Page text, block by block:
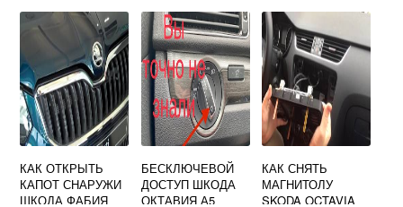
ТУР
КАК ОТКРЫТЬ
КАПОТ СНАРУЖИ
ШКОДА ФАБИЯ
БЕСКЛЮЧЕВОЙ
ДОСТУП ШКОДА
ОКТАВИЯ А5
КАК СНЯТЬ
МАГНИТОЛУ
SKODA OCTAVIA